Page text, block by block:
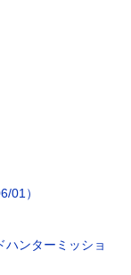
01）
ハンターミッショ